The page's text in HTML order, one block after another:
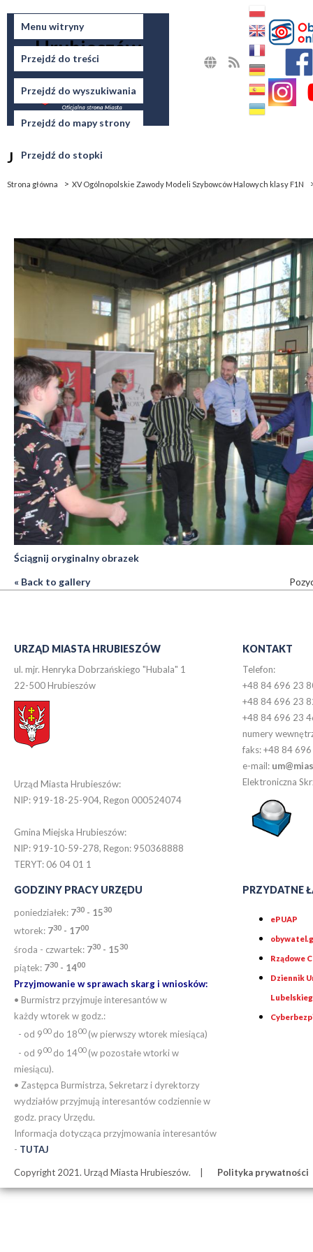
Menu witryny
Przejdź do treści
Przejdź do wyszukiwania
Przejdź do mapy strony
Przejdź do stopki
Miasto
Hrubieszów
Jesteś tutaj
Strona główna XV Ogólnopolskie Zawody Modeli Szybowców Halowych klasy F1N
Ściągnij oryginalny obrazek
« Back to gallery
URZĄD MIASTA HRUBIESZÓW
ul. mjr. Henryka Dobrzańskiego "Hubala" 1
22-500 Hrubieszów
Urząd Miasta Hrubieszów:
NIP: 919-18-25-904, Regon 000524074
Gmina Miejska Hrubieszów:
NIP: 919-10-59-278, Regon: 950368888
TERYT: 06 04 01 1
KONTAKT
Telefon:
+48 84 696 23
+48 84 696 23
+48 84 696 23
numery
faks: +48 84
e-mail:
Elektroniczna
GODZINY PRACY URZĘDU
poniedziałek: 730 - 1530
wtorek: 730 - 1700
środa - czwartek: 730 - 1530
piątek: 730 - 1400
Przyjmowanie w sprawach skarg i wniosków:
• Burmistrz przyjmuje interesantów w
każdy wtorek w godz.:
- od 900do 1800(w pierwszy wtorek miesiąca)
- od 900do 1400(w pozostałe wtorki w
miesiącu).
• Zastępca Burmistrza, Sekretarz i dyrektorzy
wydziałów przyjmują interesantów codziennie w
godz. pracy Urzędu.
Informacja dotycząca przyjmowania interesantów
- TUTAJ
PRZYDATNE
ePUAP
Rządowe
Dziennik
Copyright 2021. Urząd Miasta Hrubieszów. Polityka prywatności